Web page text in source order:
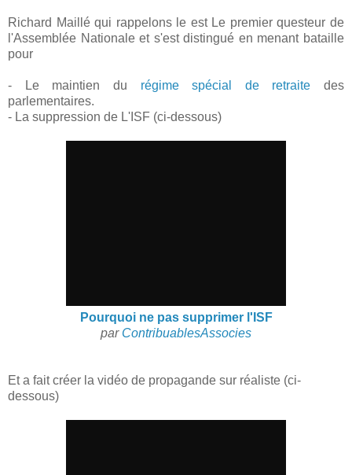
Richard Maillé qui rappelons le est Le premier questeur de
l'Assemblée Nationale et s'est distingué en menant bataille
pour
- Le maintien du régime spécial de retraite des
parlementaires.
- La suppression de L'ISF (ci-dessous)
Pourquoi ne pas supprimer l'ISF
par ContribuablesAssocies
Et a fait créer la vidéo de propagande sur réaliste (ci-
dessous)